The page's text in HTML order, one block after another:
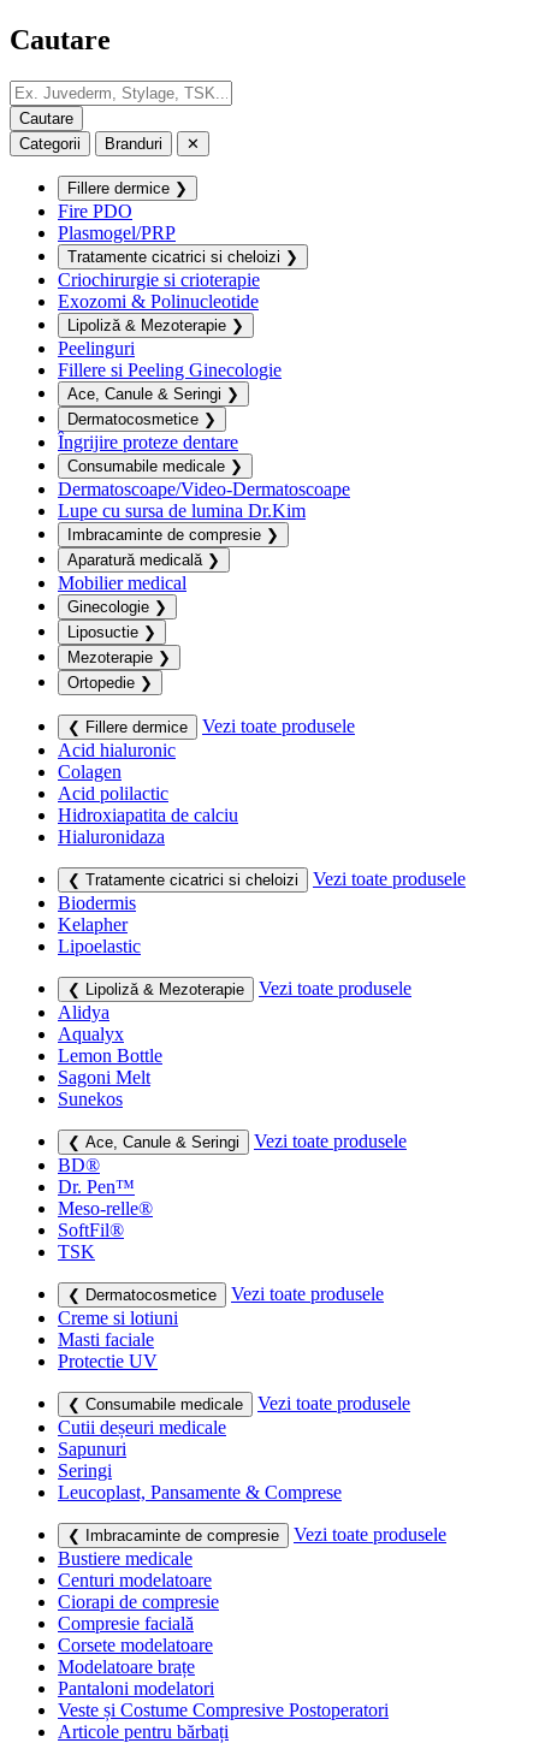
Cautare
Categorii Branduri ✕
Fillere dermice ❯
Fire PDO
Plasmogel/PRP
Tratamente cicatrici si cheloizi ❯
Criochirurgie si crioterapie
Exozomi & Polinucleotide
Lipoliză & Mezoterapie ❯
Peelinguri
Fillere si Peeling Ginecologie
Ace, Canule & Seringi ❯
Dermatocosmetice ❯
Îngrijire proteze dentare
Consumabile medicale ❯
Dermatoscoape/Video-Dermatoscoape
Lupe cu sursa de lumina Dr.Kim
Imbracaminte de compresie ❯
Aparatură medicală ❯
Mobilier medical
Ginecologie ❯
Liposuctie ❯
Mezoterapie ❯
Ortopedie ❯
❮ Fillere dermice
Vezi toate produsele
Acid hialuronic
Colagen
Acid polilactic
Hidroxiapatita de calciu
Hialuronidaza
❮ Tratamente cicatrici si cheloizi
Vezi toate produsele
Biodermis
Kelapher
Lipoelastic
❮ Lipoliză & Mezoterapie
Vezi toate produsele
Alidya
Aqualyx
Lemon Bottle
Sagoni Melt
Sunekos
❮ Ace, Canule & Seringi
Vezi toate produsele
BD®
Dr. Pen™
Meso-relle®
SoftFil®
TSK
❮ Dermatocosmetice
Vezi toate produsele
Creme si lotiuni
Masti faciale
Protectie UV
❮ Consumabile medicale
Vezi toate produsele
Cutii deșeuri medicale
Sapunuri
Seringi
Leucoplast, Pansamente & Comprese
❮ Imbracaminte de compresie
Vezi toate produsele
Bustiere medicale
Centuri modelatoare
Ciorapi de compresie
Compresie facială
Corsete modelatoare
Modelatoare brațe
Pantaloni modelatori
Veste și Costume Compresive Postoperatori
Articole pentru bărbați